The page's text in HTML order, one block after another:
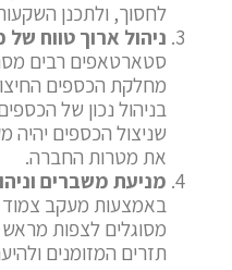
לחסוך, ולתכנן
ניהול ארוך טווח של
סטארטאפים רבים
מחלקת הכספים
בניהול נכון של
שניצול הכספים יהיה
את מטרות החברה.
מניעת משברים
באמצעות מעקב צמוד
מסוגלים לצפות
תזרים המזומנים